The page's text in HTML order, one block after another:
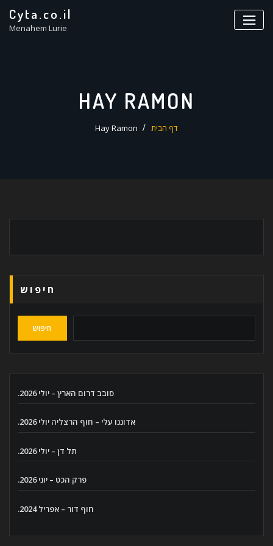
Cyta.co.il
Menahem Lurie
HAY RAMON
דף הבית Hay Ramon
חיפוש
חיפוש
סובב דרום הארץ – יולי 2026.
אדוננו עלי – חוף הרצליה יולי 2026.
תל דן – יולי 2026.
פרק הכט – יוני 2026.
חוף דור – אפריל 2024.